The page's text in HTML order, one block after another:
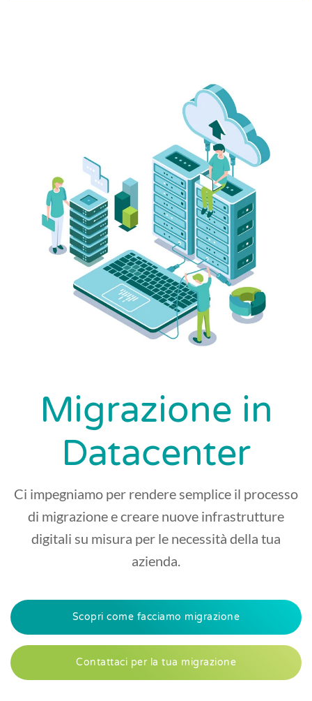
Migrazione in
Datacenter
Ci impegniamo per rendere semplice il processo
di migrazione e creare nuove infrastrutture
digitali su misura per le necessità della tua
azienda.
Scopri come facciamo migrazione
Contattaci per la tua migrazione